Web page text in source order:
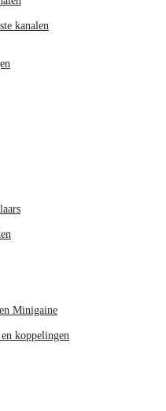
kanalen
Minigaine
koppelingen